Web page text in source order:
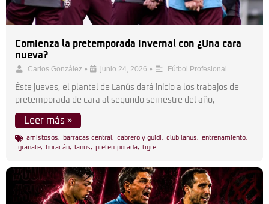
Comienza la pretemporada invernal con ¿Una cara
nueva?
Carlos González • junio 24, 2026 • Fútbol Profesional
Éste jueves, el plantel de Lanús dará inicio a los trabajos de
pretemporada de cara al segundo semestre del año,
Leer más »
amistosos, barracas central , cabrero y guidi, club lanus, entrenamiento,
granate, huracán, lanus, pretemporada, tigre